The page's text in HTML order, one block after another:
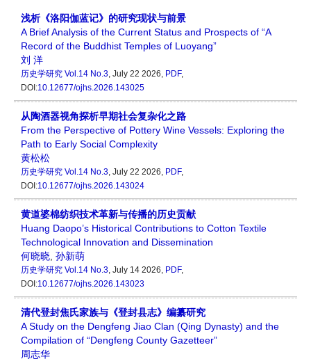
浅析《洛阳伽蓝记》的研究现状与前景
A Brief Analysis of the Current Status and Prospects of “A
Record of the Buddhist Temples of Luoyang”
刘 洋
历史学研究 Vol.14 No.3, July 22 2026, PDF,
DOI:10.12677/ojhs.2026.143025
从陶酒器视角探析早期社会复杂化之路
From the Perspective of Pottery Wine Vessels: Exploring the
Path to Early Social Complexity
黄松松
历史学研究 Vol.14 No.3, July 22 2026, PDF,
DOI:10.12677/ojhs.2026.143024
黄道婆棉纺织技术革新与传播的历史贡献
Huang Daopo’s Historical Contributions to Cotton Textile
Technological Innovation and Dissemination
何晓晓 孙新萌
历史学研究 Vol.14 No.3, July 14 2026, PDF,
DOI:10.12677/ojhs.2026.143023
清代登封焦氏家族与《登封县志》编纂研究
A Study on the Dengfeng Jiao Clan (Qing Dynasty) and the
Compilation of “Dengfeng County Gazetteer”
周志华